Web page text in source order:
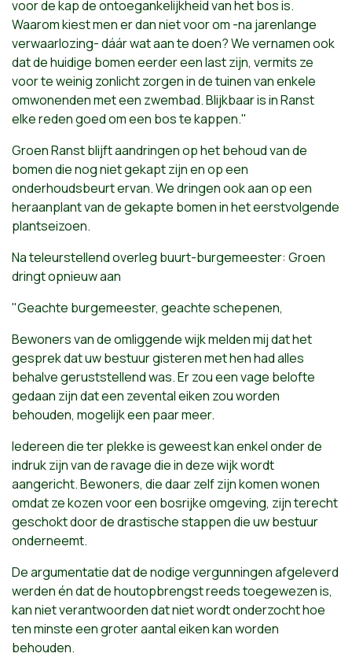
voor de kap de ontoegankelijkheid van het bos is.
Waarom kiest men er dan niet voor om -na jarenlange
verwaarlozing- dáár wat aan te doen? We vernamen ook
dat de huidige bomen eerder een last zijn, vermits ze
voor te weinig zonlicht zorgen in de tuinen van enkele
omwonenden met een zwembad. Blijkbaar is in Ranst
elke reden goed om een bos te kappen."
Groen Ranst blijft aandringen op het behoud van de
bomen die nog niet gekapt zijn en op een
onderhoudsbeurt ervan. We dringen ook aan op een
heraanplant van de gekapte bomen in het eerstvolgende
plantseizoen.
Na teleurstellend overleg buurt-burgemeester: Groen
dringt opnieuw aan
"Geachte burgemeester, geachte schepenen,
Bewoners van de omliggende wijk melden mij dat het
gesprek dat uw bestuur gisteren met hen had alles
behalve geruststellend was. Er zou een vage belofte
gedaan zijn dat een zevental eiken zou worden
behouden, mogelijk een paar meer.
Iedereen die ter plekke is geweest kan enkel onder de
indruk zijn van de ravage die in deze wijk wordt
aangericht. Bewoners, die daar zelf zijn komen wonen
omdat ze kozen voor een bosrijke omgeving, zijn terecht
geschokt door de drastische stappen die uw bestuur
onderneemt.
De argumentatie dat de nodige vergunningen afgeleverd
werden én dat de houtopbrengst reeds toegewezen is,
kan niet verantwoorden dat niet wordt onderzocht hoe
ten minste een groter aantal eiken kan worden
behouden.